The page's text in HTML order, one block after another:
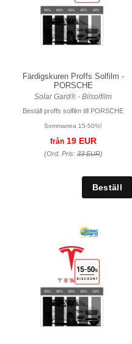
Färdigskuren Proffs Solfilm -
PORSCHE
Solar Gard® - Bilsolfilm
Beställ proffs solfilm till PORSCHE
Sommarrea 15-50%!
från19 EUR
(Ord. Pris:33 EUR)